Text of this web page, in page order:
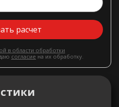
расчет
в области обработки
согласие на их обработку.